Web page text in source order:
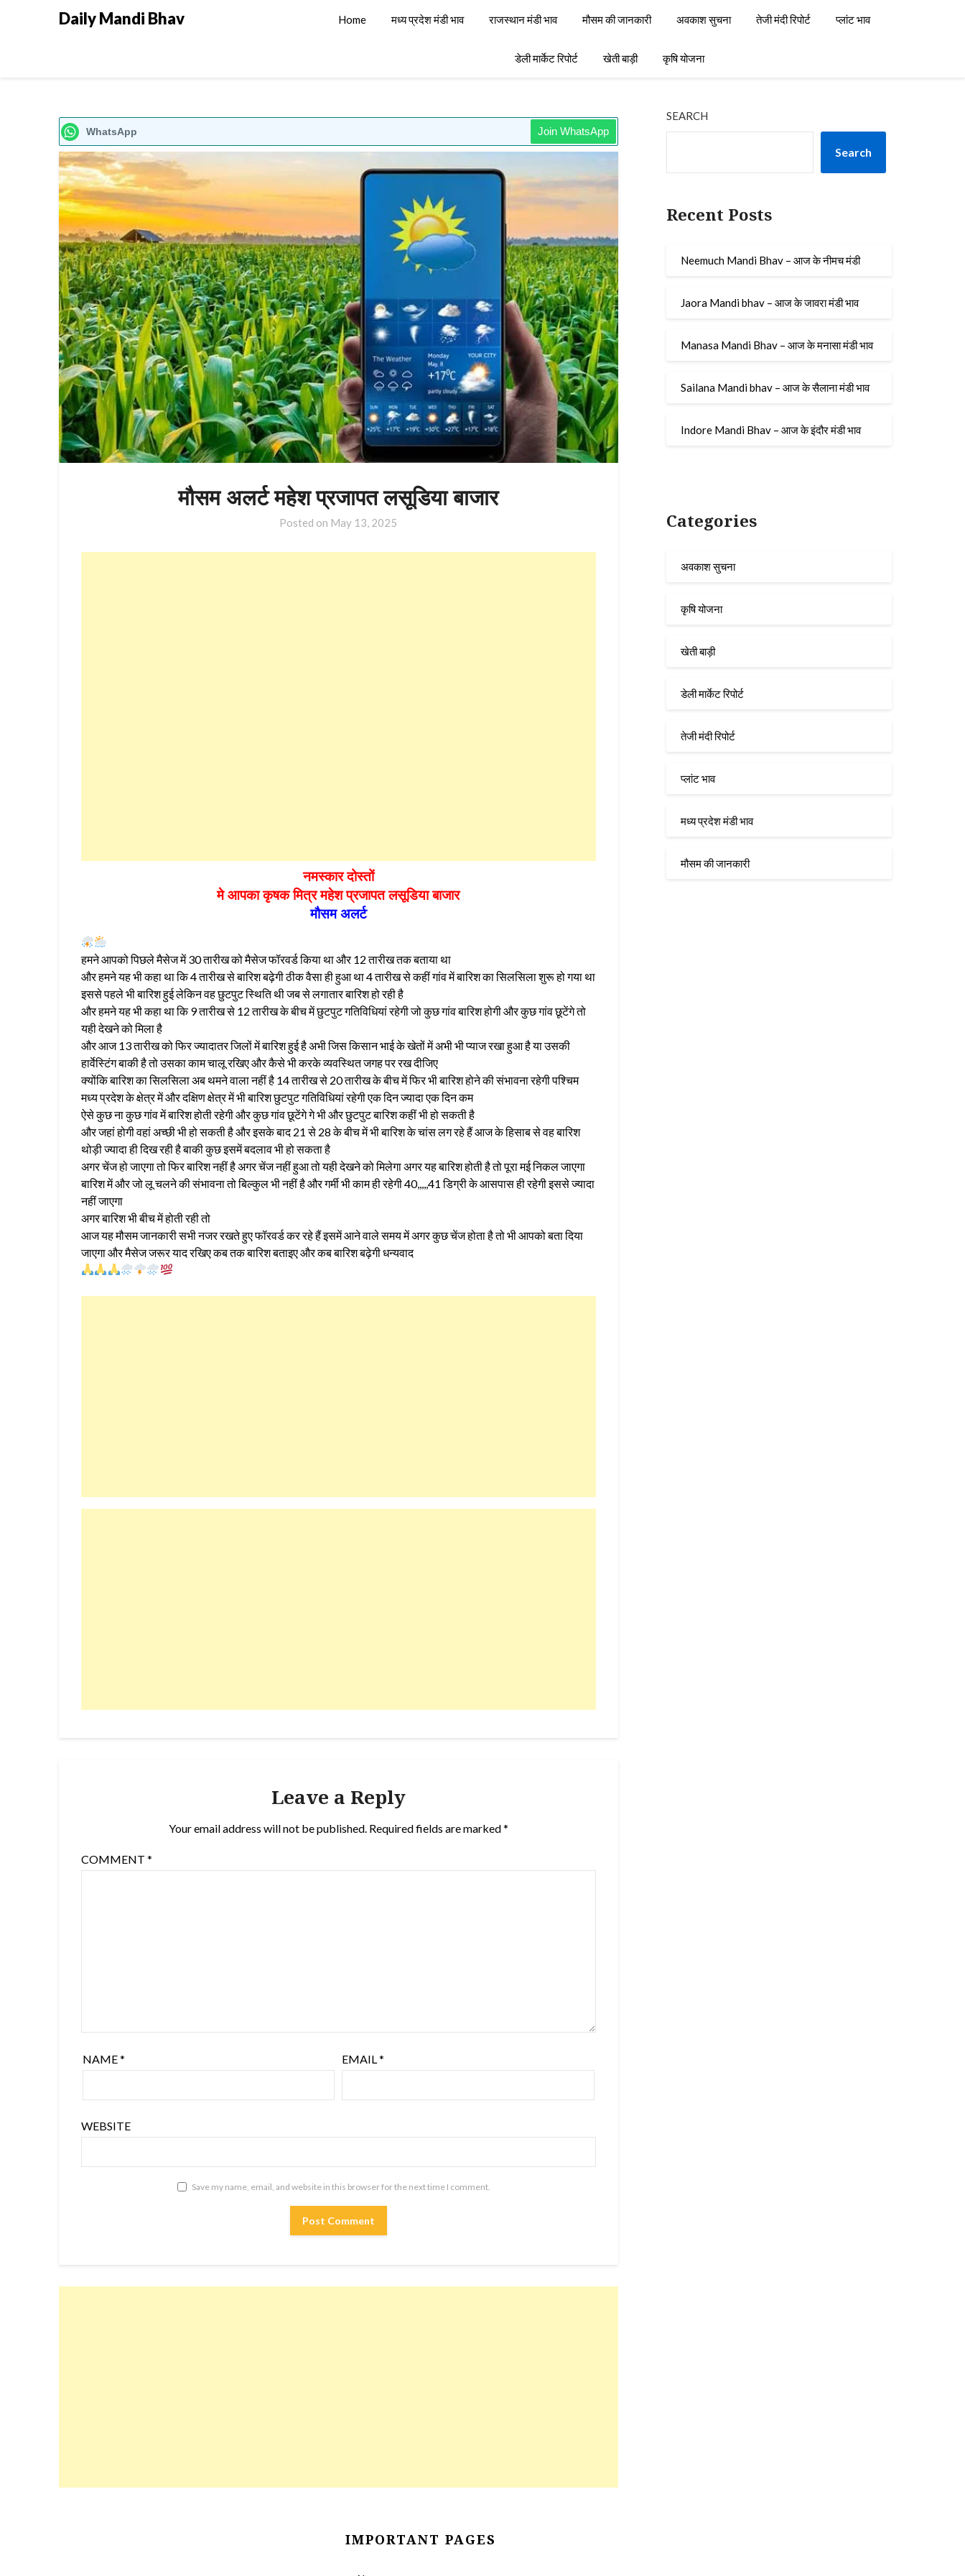
Daily Mandi Bhav Home मध्य प्रदेश मंडी भाव राजस्थान मंडी भाव मौसम की जानकारी अवकाश सुचना तेजी मंदी रिपोर्ट प्लांट भाव
डेली मार्केट रिपोर्ट खेती बाड़ी कृषि योजना
WhatsApp Join WhatsApp
मौसम अलर्ट महेश प्रजापत लसूडिया बाजार
Posted on May 13, 2025
नमस्कार दोस्तों
मे आपका कृषक मित्र महेश प्रजापत लसूडिया बाजार
मौसम अलर्ट
हमने आपको पिछले मैसेज में 30 तारीख को मैसेज फॉरवर्ड किया था और 12 तारीख तक बताया था
और हमने यह भी कहा था कि 4 तारीख से बारिश बढ़ेगी ठीक वैसा ही हुआ था 4 तारीख से कहीं गांव में बारिश का सिलसिला शुरू हो गया था
इससे पहले भी बारिश हुई लेकिन वह छुटपुट स्थिति थी जब से लगातार बारिश हो रही है
और हमने यह भी कहा था कि 9 तारीख से 12 तारीख के बीच में छुटपुट गतिविधियां रहेगी जो कुछ गांव बारिश होगी और कुछ गांव छूटेंगे तो
यही देखने को मिला है
और आज 13 तारीख को फिर ज्यादातर जिलों में बारिश हुई है अभी जिस किसान भाई के खेतों में अभी भी प्याज रखा हुआ है या उसकी
हार्वेस्टिंग बाकी है तो उसका काम चालू रखिए और कैसे भी करके व्यवस्थित जगह पर रख दीजिए
क्योंकि बारिश का सिलसिला अब थमने वाला नहीं है 14 तारीख से 20 तारीख के बीच में फिर भी बारिश होने की संभावना रहेगी पश्चिम
मध्य प्रदेश के क्षेत्र में और दक्षिण क्षेत्र में भी बारिश छुटपुट गतिविधियां रहेगी एक दिन ज्यादा एक दिन कम
ऐसे कुछ ना कुछ गांव में बारिश होती रहेगी और कुछ गांव छूटेंगे गे भी और छुटपुट बारिश कहीं भी हो सकती है
और जहां होगी वहां अच्छी भी हो सकती है और इसके बाद 21 से 28 के बीच में भी बारिश के चांस लग रहे हैं आज के हिसाब से वह बारिश
थोड़ी ज्यादा ही दिख रही है बाकी कुछ इसमें बदलाव भी हो सकता है
अगर चेंज हो जाएगा तो फिर बारिश नहीं है अगर चेंज नहीं हुआ तो यही देखने को मिलेगा अगर यह बारिश होती है तो पूरा मई निकल जाएगा
बारिश में और जो लू चलने की संभावना तो बिल्कुल भी नहीं है और गर्मी भी काम ही रहेगी 40,,,,,41 डिग्री के आसपास ही रहेगी इससे ज्यादा
नहीं जाएगा
अगर बारिश भी बीच में होती रही तो
आज यह मौसम जानकारी सभी नजर रखते हुए फॉरवर्ड कर रहे हैं इसमें आने वाले समय में अगर कुछ चेंज होता है तो भी आपको बता दिया
जाएगा और मैसेज जरूर याद रखिए कब तक बारिश बताइए और कब बारिश बढ़ेगी धन्यवाद
Leave a Reply
Your email address will not be published. Required fields are marked*
COMMENT*
NAME* EMAIL*
WEBSITE
Save my name, email, and website in this browser for the next time I comment.
SEARCH
Search
Recent Posts
Neemuch Mandi Bhav – आज के नीमच मंडी
Jaora Mandi bhav – आज के जावरा मंडी भाव
Manasa Mandi Bhav – आज के मनासा मंडी भाव
Sailana Mandi bhav – आज के सैलाना मंडी भाव
Indore Mandi Bhav – आज के इंदौर मंडी भाव
Categories
अवकाश सुचना
कृषि योजना
खेती बाड़ी
डेली मार्केट रिपोर्ट
तेजी मंदी रिपोर्ट
प्लांट भाव
मध्य प्रदेश मंडी भाव
मौसम की जानकारी
IMPORTANT PAGES